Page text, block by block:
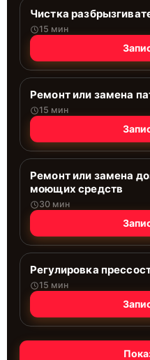
Чистка
15 мин
Ремонт или замена
15 мин
Ремонт или замена
моющих средств
30 мин
Регулировка
15 мин